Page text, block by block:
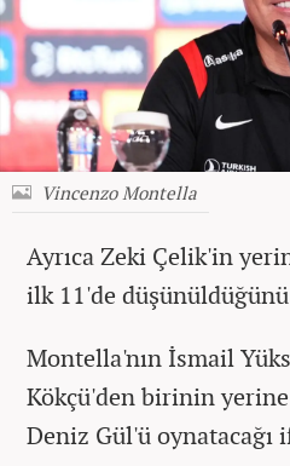
Vincenzo Montella
Ayrıca Zeki Çelik'in
ilk 11'de
Montella'nın İsmail
Kökçü'den birinin
Deniz Gül'ü oynatacağı